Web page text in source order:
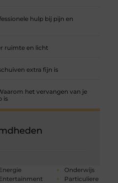
hulp bij pijn en
ruimte en licht
extra fijn is
het vervangen van je
is
Onderwijs
Particuliere